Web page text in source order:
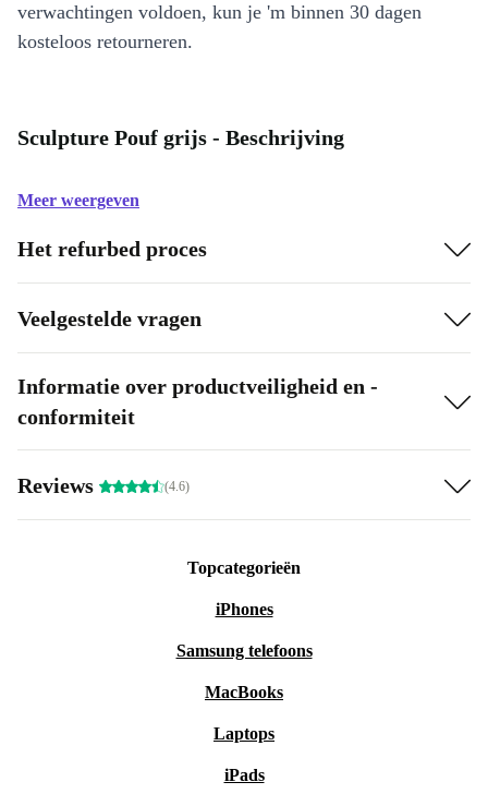
verwachtingen voldoen, kun je 'm binnen 30 dagen
kosteloos retourneren.
Sculpture Pouf grijs - Beschrijving
Meer weergeven
Het refurbed proces
Veelgestelde vragen
Informatie over productveiligheid en -
conformiteit
Reviews (4.6)
Topcategorieën
iPhones
Samsung telefoons
MacBooks
Laptops
iPads